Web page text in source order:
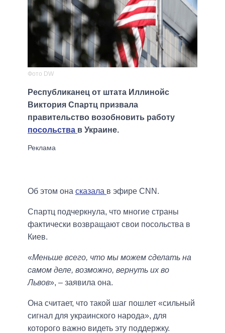
Фото DW
Республиканец от штата Иллинойс
Виктория Спартц призвала
правительство возобновить работу
посольства в Украине.
Об этом она сказала в эфире CNN.
Спартц подчеркнула, что многие страны
фактически возвращают свои посольства в
Киев.
«Меньше всего, что мы можем сделать на
самом деле, возможно, вернуть их во
Львов», – заявила она.
Она считает, что такой шаг пошлет «сильный
сигнал для украинского народа», для
которого важно видеть эту поддержку.